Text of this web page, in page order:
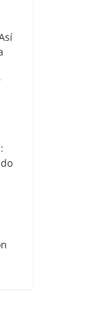
que realiza